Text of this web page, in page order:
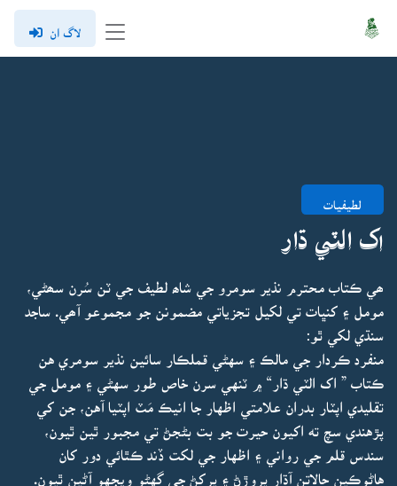
لاگ ان
لطيفيات
اک الٽي ڌار
ھي ڪتاب محترم نذير سومرو جي شاھ لطيف جي ٽن سُرن سھڻي،
مومل ۽ کنڀات تي لکيل تجزياتي مضمونن جو مجموعو آھي. ساجد
سنڌي لکي ٿو:
منفرد ڪردار جي مالڪ ۽ سهڻي قملڪار سائين نذير سومري هن
ڪتاب ” اک الٽي ڌار“ ۾ ٽنهي سرن خاص طور سهڻي ۽ مومل جي
تقليدي اپٽار بدران علامتي اظهار جا انيڪ مَٽ اپٽيا آهن، جن کي
پڙهندي سچ ته اکيون حيرت جو بت بڻجڻ تي مجبور ٿين ٿيون،
سندس قلم جي رواني ۽ اظهار جي لکت ڏند ڪٿائي دور کان
هاڻوڪين حالاتن آڌار پروڙڻ ۽ پرکڻ جي گهڻو ويجهو آڻين ٿيون.